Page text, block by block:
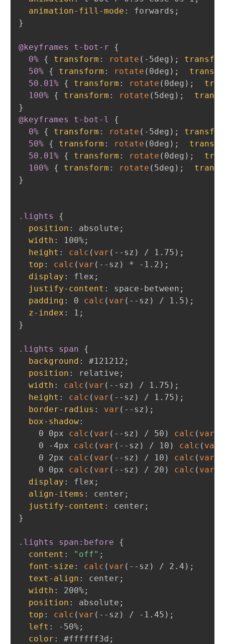
animation-fill-mode : forwards ;
}
@keyframes t-bot-r
{
0% { transform : rotate ( -5deg ) ;
50% { transform : rotate ( 0deg ) ;
50.01% { transform : rotate ( 0deg ) ;
100% { transform : rotate ( 5deg ) ;
}
@keyframes t-bot-l
{
0% { transform : rotate ( -5deg ) ;
50% { transform : rotate ( 0deg ) ;
50.01% { transform : rotate ( 0deg ) ;
100% { transform : rotate ( 5deg ) ;
}
.lights
{
position : absolute ;
width : 100%;
height : calc ( var ( --sz ) / 1.75 ) ;
top : calc ( var ( --sz ) * -1.2 ) ;
display : flex ;
justify-content : space-between ;
padding : 0 calc ( var ( --sz ) / 1.5 ) ;
z-index : 1 ;
}
.lights span
{
background : #121212 ;
position : relative ;
width : calc ( var ( --sz ) / 1.75 ) ;
height : calc ( var ( --sz ) / 1.75 ) ;
border-radius : var ( --sz ) ;
box-shadow:
    0 0px
calc ( var ( --sz ) / 50 ) calc ( var
    0 -4px
calc ( var ( --sz ) / 10 ) calc ( var
    0 2px
calc ( var ( --sz ) / 10 ) calc ( var
    0 0px
calc ( var ( --sz ) / 20 ) calc ( var
display : flex ;
align-items : center ;
justify-content : center ;
}
.lights span:before
{
content : "off" ;
font-size : calc ( var ( --sz ) / 2.4 ) ;
text-align : center ;
width : 200%;
position : absolute ;
top : calc ( var ( --sz ) / -1.45 ) ;
left : -50%;
color : #ffffff3d ;